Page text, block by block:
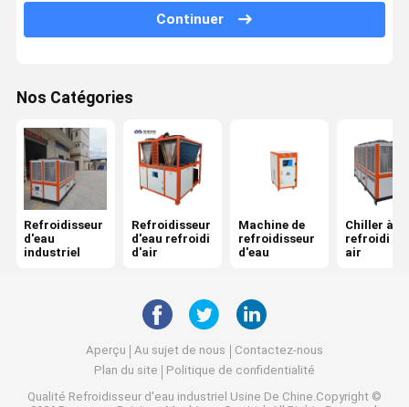
Unité de refroidissement par eau
Refroidisseur d'eau de laser
Continuer
Nos Catégories
Refroidisseur
d'eau
industriel
Refroidisseur
d'eau refroidi
d'air
Machine de
refroidisseur
d'eau
Chiller à
refroidi
air
Aperçu Au sujet de nous
Contactez-nous
Plan du site
Politique de confidentialité
Qualité Refroidisseur d'eau industriel Usine De Chine.Copyright ©